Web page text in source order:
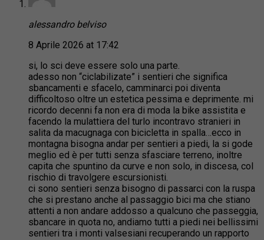
alessandro belviso
8 Aprile 2026 at 17:42
si, lo sci deve essere solo una parte.
adesso non “ciclabilizate” i sentieri che significa
sbancamenti e sfacelo, camminarci poi diventa
difficoltoso oltre un estetica pessima e deprimente. mi
ricordo decenni fa non era di moda la bike assistita e
facendo la mulattiera del turlo incontravo stranieri in
salita da macugnaga con bicicletta in spalla…ecco in
montagna bisogna andar per sentieri a piedi, la si gode
meglio ed è per tutti senza sfasciare terreno, inoltre
capita che spuntino da curve e non solo, in discesa, col
rischio di travolgere escursionisti.
ci sono sentieri senza bisogno di passarci con la ruspa
che si prestano anche al passaggio bici ma che stiano
attenti a non andare addosso a qualcuno che passeggia,
sbancare in quota no, andiamo tutti a piedi nei bellissimi
sentieri tra i monti valsesiani recuperando un rapporto